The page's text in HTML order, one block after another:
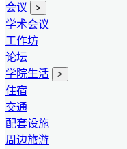
会议
>
学术会议
工作坊
论坛
学院生活
>
住宿
交通
配套设施
周边旅游